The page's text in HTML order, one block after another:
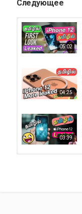
Следующее
05:02
04:25
03:39